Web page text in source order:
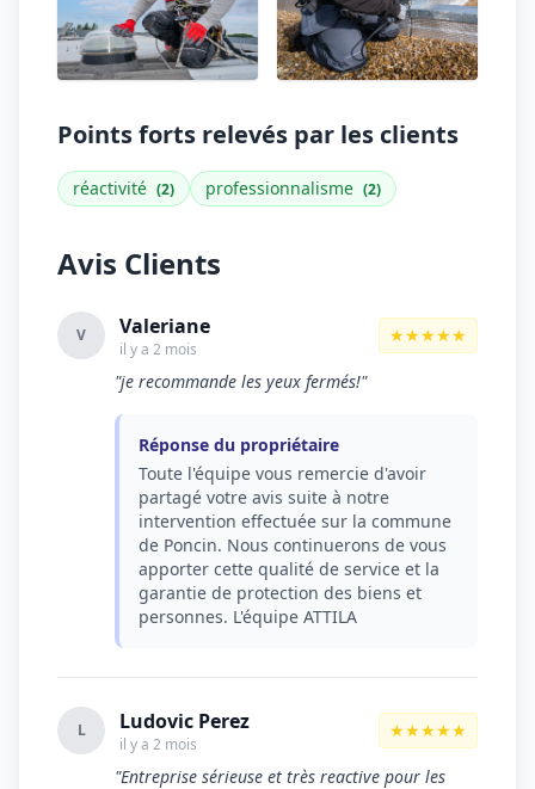
Points forts relevés par les clients
réactivité (2) professionnalisme (2)
Avis Clients
V Valeriane
il y a 2 mois
★★★★★
"je recommande les yeux fermés!"
Réponse du propriétaire
Toute l'équipe vous remercie d'avoir
partagé votre avis suite à notre
intervention effectuée sur la commune
de Poncin. Nous continuerons de vous
apporter cette qualité de service et la
garantie de protection des biens et
personnes. L'équipe ATTILA
L Ludovic Perez
il y a 2 mois
★★★★★
"Entreprise sérieuse et très reactive pour les